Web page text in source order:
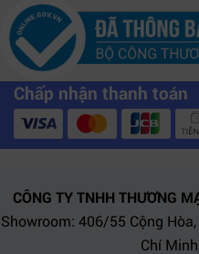
Chấp nhận thanh toán
CÔNG TY TNHH THƯƠNG
Showroom: 406/55 Cộng
Chí